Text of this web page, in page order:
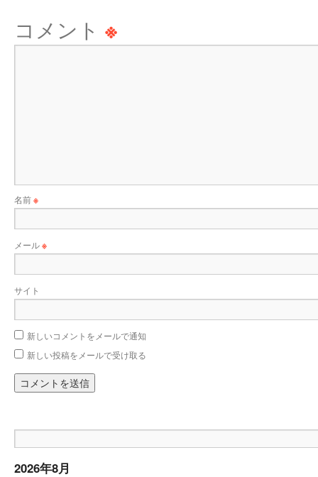
コメント ※
名前※
メール※
サイト
新しいコメントをメールで通知
新しい投稿をメールで受け取る
2026年8月